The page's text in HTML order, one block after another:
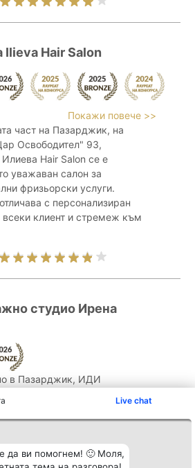
Live chat
да ви помогнем! 🙂 Моля,
Ilieva Hair Salon
Покажи повече >>
част на Пазарджик, на
Освободител" 93,
Hair Salon се е
уважаван салон за
фризьорски услуги.
с персонализиран
клиент и стремеж към
студио Ирена
в Пазарджик, ИДИ
с акцент върху
релаксацията и
с внимателно